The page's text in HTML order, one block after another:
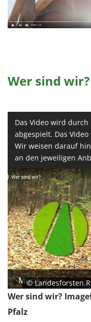
Wer sind wir?
Das Video wird durch
abgespielt. Das
Wir weisen darauf
an den jeweiligen
©
Wer sind wir?
Pfalz
diesen externen
Vimeo